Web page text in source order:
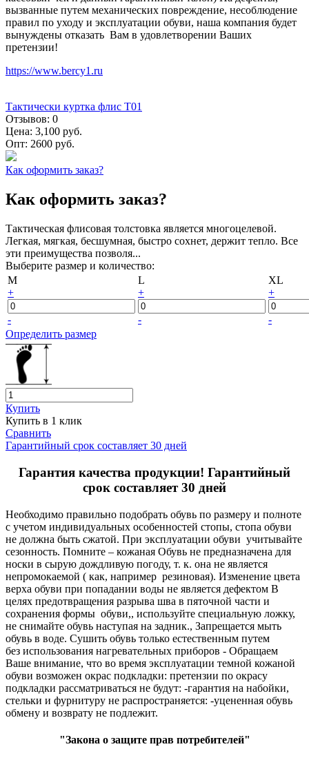
вызванные путем механических повреждение, несоблюдение
правил по уходу и эксплуатации обуви, наша компания будет
вынуждены отказать Вам в удовлетворении Ваших
претензии!
https://www.bercy1.ru
Тактически куртка флис Т01
Отзывов: 0
Цена: 3,100 руб.
Опт: 2600 руб.
Как оформить заказ?
Как оформить заказ?
Тактическая флисовая толстовка является многоцелевой.
Легкая, мягкая, бесшумная, быстро сохнет, держит тепло. Все
эти преимущества позволя...
Выберите размер и количество:
M
+
-
L
+
-
XL
+
-
Определить размер
Купить
Купить в 1 клик
Сравнить
Гарантийный срок составляет 30 дней
Гарантия качества продукции! Гарантийный
срок составляет 30 дней
Необходимо правильно подобрать обувь по размеру и полноте
с учетом индивидуальных особенностей стопы, стопа обуви
не должна быть сжатой. При эксплуатации обуви учитывайте
сезонность. Помните – кожаная Обувь не предназначена для
носки в сырую дождливую погоду, т. к. она не является
непромокаемой ( как, например резиновая). Изменение цвета
верха обуви при попадании воды не является дефектом В
целях предотвращения разрыва шва в пяточной части и
сохранения формы обуви,, используйте специальную ложку,
не снимайте обувь наступая на задник., Запрещается мыть
обувь в воде. Сушить обувь только естественным путем
без использования нагревательных приборов - Обращаем
Ваше внимание, что во время эксплуатации темной кожаной
обуви возможен окрас подкладки: претензии по окрасу
подкладки рассматриваться не будут: -гарантия на набойки,
стельки и фурнитуру не распространяется: -уцененная обувь
обмену и возврату не подлежит.
"Закона о защите прав потребителей"